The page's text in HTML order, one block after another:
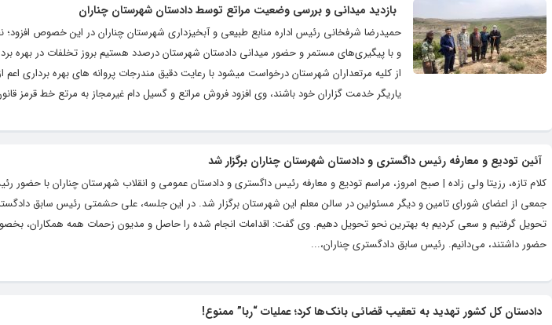
بازدید میدانی و بررسی وضعیت مراتع توسط دادستان شهرستان چناران
حمیدرضا شرفخانی رئیس اداره منابع طبیعی و آبخیزداری شهرستان چناران در این خصوص
و با پیگیری‌های مستمر و حضور میدانی دادستان شهرستان درصدد هستیم بروز تخلفات در بهره
از کلیه مرتعداران شهرستان درخواست میشود با رعایت دقیق مندرجات پروانه های بهره برداری
یاریگر خدمت گزاران خود باشند، وی افزود فروش مراتع و گسیل دام غیرمجاز به مرتع خط قرمز
آئین تودیع و معارفه رئیس داگستری و دادستان شهرستان چناران برگزار شد
کلام تازه، رزیتا ولی زاده | صبح امروز، مراسم تودیع و معارفه رئیس داگستری و دادستان عمومی و انقلاب شهرستان چناران با
جمعی از اعضای شورای تامین و دیگر مسئولین در سالن معلم این شهرستان برگزار شد. در این جلسه، علی حشمتی رئیس سابق
تحویل گرفتیم و سعی کردیم به بهترین نحو تحویل دهیم. وی گفت: اقدامات انجام شده را حاصل و مدیون زحمات همه همکاران،
حضور داشتند، می‌دانیم. رئیس سابق دادگستری چناران،...
دادستان کل کشور تهدید به تعقیب قضائی بانک‌ها کرد؛ عملیات “ربا” ممنوع!